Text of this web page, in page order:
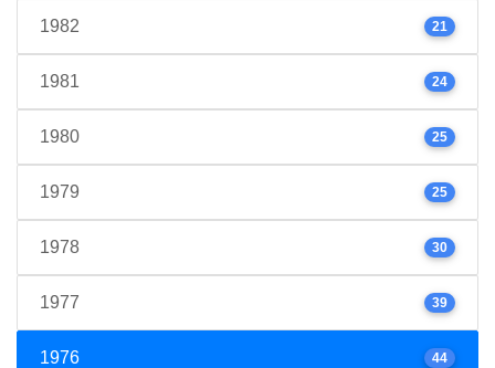
1982 21
1981 24
1980 25
1979 25
1978 30
1977 39
1976 44